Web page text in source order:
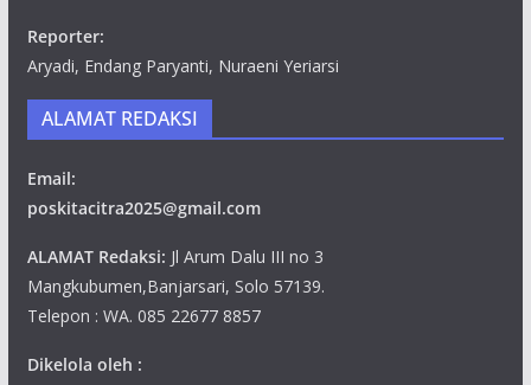
Reporter:
Aryadi, Endang Paryanti, Nuraeni Yeriarsi
ALAMAT REDAKSI
Email:
poskitacitra2025@gmail.com
ALAMAT Redaksi: Jl Arum Dalu III no 3
Mangkubumen,Banjarsari, Solo 57139.
Telepon : WA. 085 22677 8857
Dikelola oleh :